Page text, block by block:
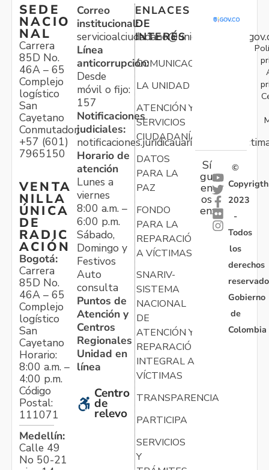
SEDE
NACIO
NAL
Carrera
85D No.
46A – 65
Complejo
logístico
San
Cayetano
Conmutador:
+57 (601)
7965150
VENTA
NILLA
ÚNICA
DE
RADIC
ACIÓN
Bogotá:
Carrera
85D No.
46A – 65
Complejo
logístico
San
Cayetano
Horario:
8:00 a.m. –
4:00 p.m.
Código
Postal:
111071
Medellín:
Calle 49
No 50-21
Correo
institucional:
Línea
anticorrupción:
Desde
móvil o fijo:
157
Notificaciones
judiciales:
Horario de
atención
Lunes a
viernes
8:00 a.m. –
6:00 p.m.
Sábado,
Domingo y
Festivos
Auto
consulta
Puntos de
Atención y
Centros
Regionales
Unidad en
línea
Centro
de
relevo
ENLACES
DE
INTERÉS
COMUNICACIONES
LA UNIDAD
ATENCIÓN Y
SERVICIOS
CIUDADANÍA
DATOS
PARA LA
PAZ
FONDO
PARA LA
REPARACIÓN
A VÍCTIMAS
SNARIV-
SISTEMA
NACIONAL
DE
ATENCIÓN Y
REPARACIÓN
INTEGRAL A
VÍCTIMAS
TRANSPARENCIA
PARTICIPA
SERVICIOS
Y
Sí
gu
en
os
en:
©
Copyrigth
2023
-
Todos
los
derechos
Gobierno
de
Colombia